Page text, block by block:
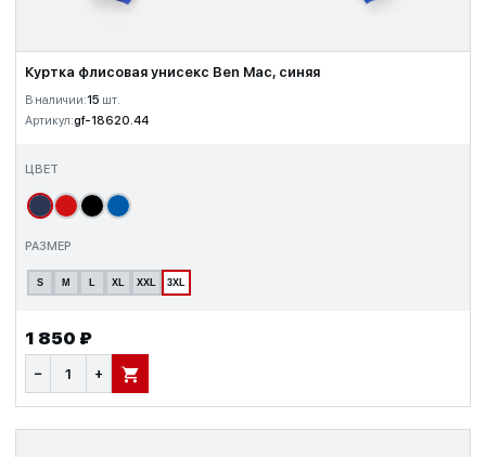
Куртка флисовая унисекс Ben Mac, синяя
В наличии:15 шт.
Артикул:gf-18620.44
ЦВЕТ
РАЗМЕР
S M L XL XXL 3XL
1 850 ₽
− + В КОРЗИНУ